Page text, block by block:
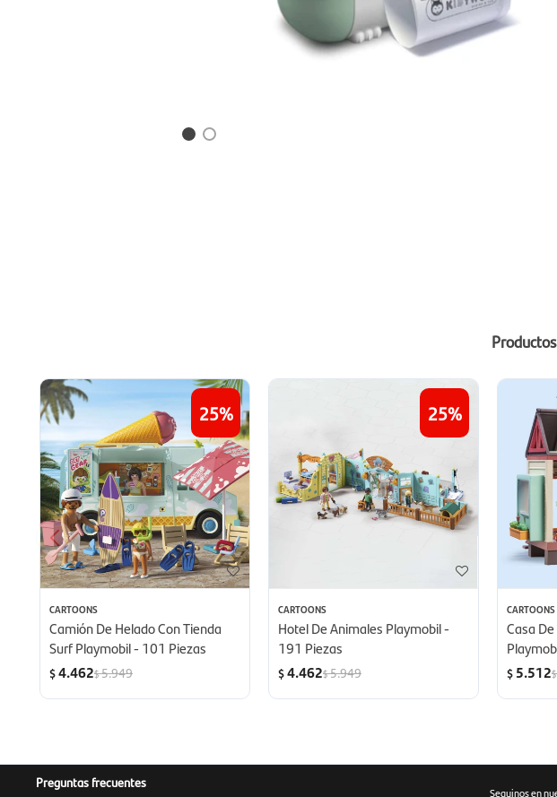
25
CARTOONS
Camión De Helado Con Tienda
Surf Playmobil - 101 Piezas
$4.462$5.949
25
CARTOONS
Hotel De Animales Playmobil -
191 Piezas
$4.462$5.949
CARTOONS
Casa
$ 5.512$
Preguntas frecuentes
Seguinos en